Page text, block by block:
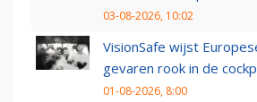
03-08-2026, 10:02
VisionSafe wijst
gevaren rook in de
01-08-2026, 8:00